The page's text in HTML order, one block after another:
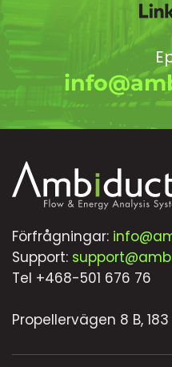
Förfrågningar:
Support:
Tel +468-501 676 76
Propellervägen 8 B,